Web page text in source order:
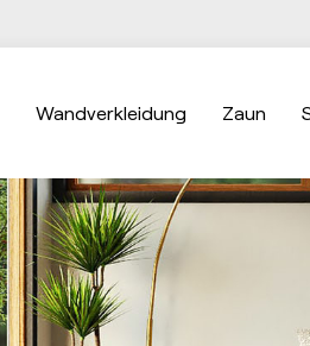
Wandverkleidung Zaun